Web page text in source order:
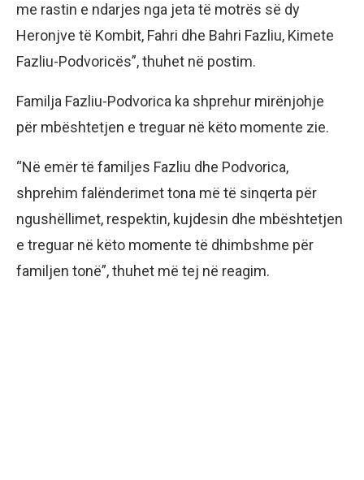
me rastin e ndarjes nga jeta të motrës së dy
Heronjve të Kombit, Fahri dhe Bahri Fazliu, Kimete
Fazliu-Podvoricës”, thuhet në postim.
Familja Fazliu-Podvorica ka shprehur mirënjohje
për mbështetjen e treguar në këto momente zie.
“Në emër të familjes Fazliu dhe Podvorica,
shprehim falënderimet tona më të sinqerta për
ngushëllimet, respektin, kujdesin dhe mbështetjen
e treguar në këto momente të dhimbshme për
familjen tonë”, thuhet më tej në reagim.